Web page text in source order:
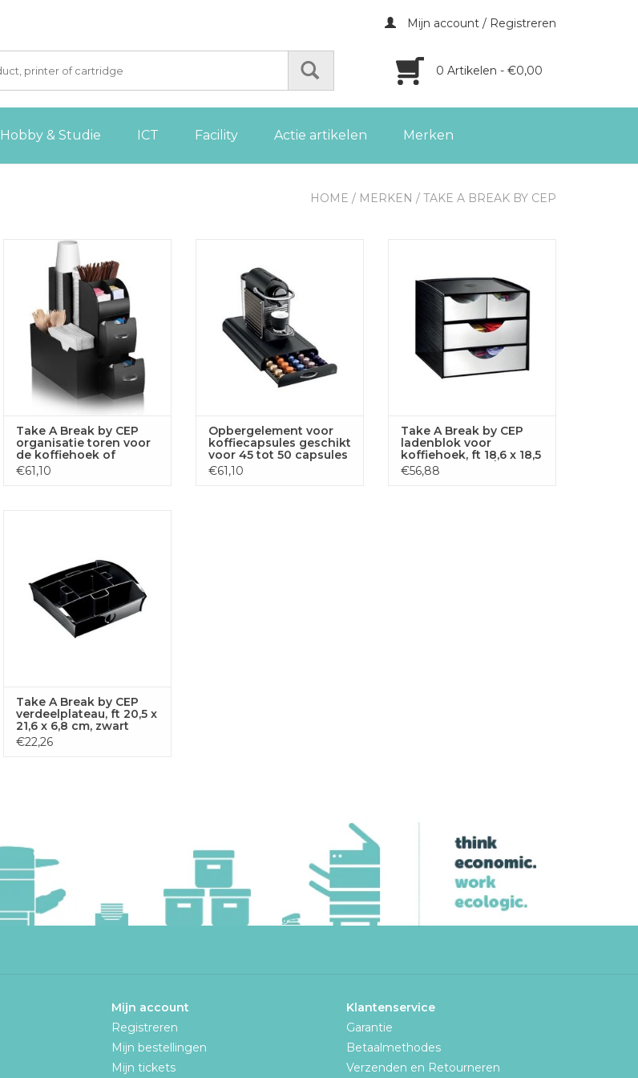
Mijn account / Registreren
0 Artikelen - €0,00
Hobby & Studie ICT Facility Actie artikelen Merken
HOME / MERKEN / TAKE A BREAK BY CEP
Take A Break by CEP Take A
Break by CEP organisatie toren
voor de koffiehoek of keuken, 7
compartimenten, zwart
TOEVOEGEN AAN
WINKELWAGEN
Take A Break by CEP
organisatie toren voor
de koffiehoek of
keuken, 7
compartimenten, zwart
€61,10
TOEVOEGEN AAN
WINKELWAGEN
Opbergelement voor
koffiecapsules geschikt
voor 45 tot 50 capsules
€61,10
TOEVOEGEN AAN
WINKELWAGEN
Take A Break by CEP
ladenblok voor
koffiehoek, ft 18,6 x 18,5
x 17,5 cm, zwart/grijs
€56,88
TOEVOEGEN AAN
WINKELWAGEN
Take A Break by CEP
verdeelplateau, ft 20,5 x
21,6 x 6,8 cm, zwart
€22,26
Mijn account
Registreren
Mijn bestellingen
Mijn tickets
Klantenservice
Garantie
Betaalmethodes
Verzenden en Retourneren